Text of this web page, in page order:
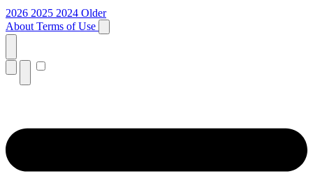
2026 2025 2024 Older
About Terms of Use